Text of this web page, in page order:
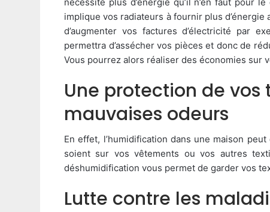
implique vos radiateurs à fournir plus
d’augmenter vos factures d’électricité par
permettra d’assécher vos pièces et donc de
Vous pourrez alors réaliser des économies sur
Une protection de vos
mauvaises odeurs
En effet, l’humidification dans une maison
soient sur vos vêtements ou vos autres
déshumidification vous permet de garder vos
Lutte contre les